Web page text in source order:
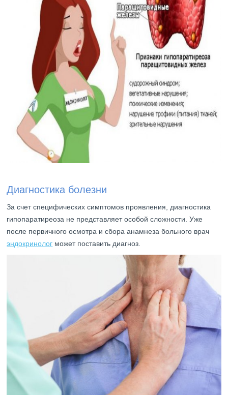
Диагностика болезни
За счет специфических симптомов проявления, диагностика
гипопаратиреоза не представляет особой сложности. Уже
после первичного осмотра и сбора анамнеза больного врач
эндокринолог может поставить диагноз.